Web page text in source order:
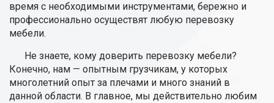
время с необходимыми инструментами, бережно и
профессионально осуществят любую перевозку
мебели.
Не знаете, кому доверить перевозку мебели?
Конечно, нам — опытным грузчикам, у которых
многолетний опыт за плечами и много знаний в
данной области. В главное, мы действительно любим